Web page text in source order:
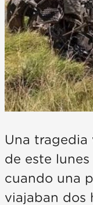
Una tragedia
de este
cuando una
viajaban dos